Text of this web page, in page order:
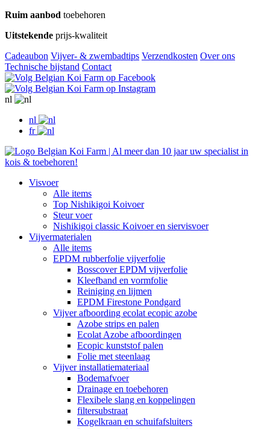
Ruim aanbod toebehoren
Uitstekende prijs-kwaliteit
Cadeaubon Vijver- & zwembadtips Verzendkosten Over ons
Technische bijstand Contact
nl
nl
fr
Visvoer
Alle items
Top Nishikigoi Koivoer
Steur voer
Nishikigoi classic Koivoer en siervisvoer
Vijvermaterialen
Alle items
EPDM rubberfolie vijverfolie
Bosscover EPDM vijverfolie
Kleefband en vormfolie
Reiniging en lijmen
EPDM Firestone Pondgard
Vijver afboording ecolat ecopic azobe
Azobe strips en palen
Ecolat Azobe afboordingen
Ecopic kunststof palen
Folie met steenlaag
Vijver installatiemateriaal
Bodemafvoer
Drainage en toebehoren
Flexibele slang en koppelingen
filtersubstraat
Kogelkraan en schuifafsluiters